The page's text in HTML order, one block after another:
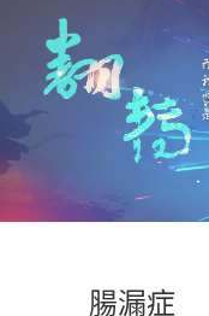
腸漏症